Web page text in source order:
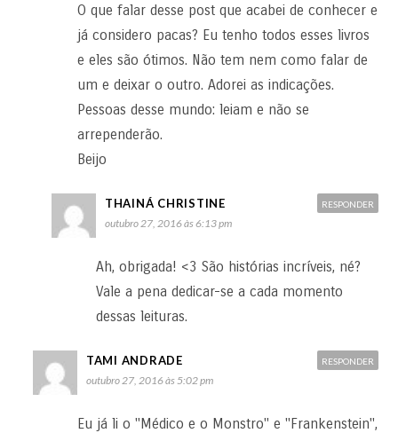
O que falar desse post que acabei de conhecer e
já considero pacas? Eu tenho todos esses livros
e eles são ótimos. Não tem nem como falar de
um e deixar o outro. Adorei as indicações.
Pessoas desse mundo: leiam e não se
arrependerão.
Beijo
THAINÁ CHRISTINE
outubro 27, 2016 às 6:13 pm
Ah, obrigada! <3 São histórias incríveis, né?
Vale a pena dedicar-se a cada momento
dessas leituras.
RESPONDER
TAMI ANDRADE
outubro 27, 2016 às 5:02 pm
Eu já li o "Médico e o Monstro" e "Frankenstein",
RESPONDER